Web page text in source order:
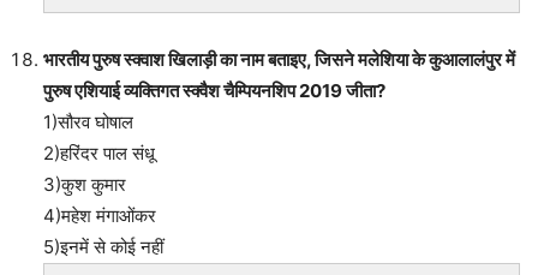
भारतीय पुरुष स्क्वाश खिलाड़ी का नाम बताइए, जिसने मलेशिया के कुआलालंपुर में
पुरुष एशियाई व्यक्तिगत स्क्वैश चैम्पियनशिप 2019 जीता?
1)सौरव घोषाल
2)हरिंदर पाल संधू
3)कुश कुमार
4)महेश मंगाओंकर
5)इनमें से कोई नहीं